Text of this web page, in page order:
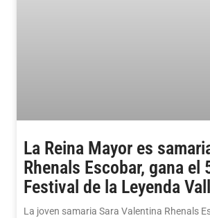
La Reina Mayor es
Rhenals Escobar, gana el
Festival de la Leyenda
La joven samaria Sara Valentina Rhenals